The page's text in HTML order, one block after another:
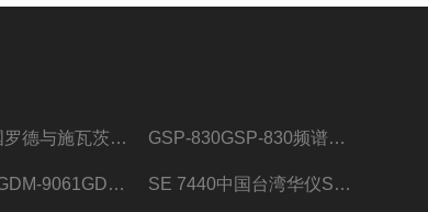
ESL6德国罗德与施瓦茨预认证EMI接收机 GSP-830GSP-830频谱分析仪
特卖商品GDM-9061GDM-9061台式万用表 SE 7440中国台湾华仪SE系列安规综合分析仪